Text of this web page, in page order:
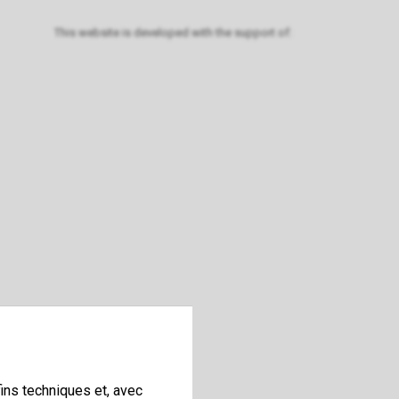
This website is developed with the support of:
techniques et, avec